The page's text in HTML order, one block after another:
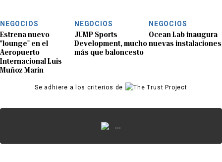
NEGOCIOS
Estrena nuevo
"lounge" en el
Aeropuerto
Internacional Luis
Muñoz Marín
NEGOCIOS
JUMP Sports
Development, mucho
más que baloncesto
NEGOCIOS
Ocean Lab inaugura
nuevas
Se adhiere a los criterios de
...